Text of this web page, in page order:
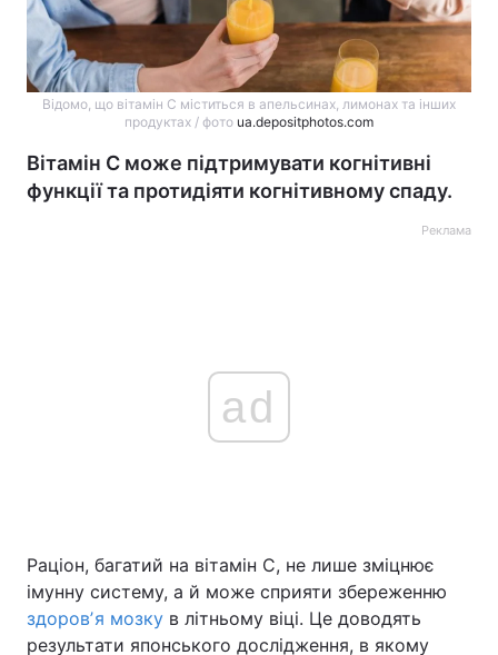
Відомо, що вітамін C міститься в апельсинах, лимонах та інших
продуктах / фото ua.depositphotos.com
Вітамін C може підтримувати когнітивні
функції та протидіяти когнітивному спаду.
Реклама
ad
Раціон, багатий на вітамін C, не лише зміцнює
імунну систему, а й може сприяти збереженню
здоровʼя мозку в літньому віці. Це доводять
результати японського дослідження, в якому